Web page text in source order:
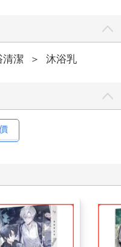
清潔 ＞ 沐浴乳